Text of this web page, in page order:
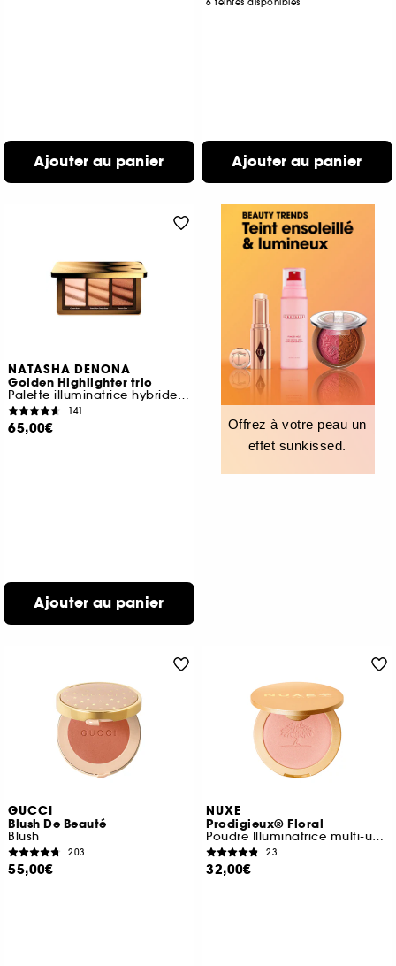
Ajouter au panier Ajouter au panier
NATASHA DENONA
Golden Highlighter trio
Palette illuminatrice hybride multi-usages
141
65,00€
Ajouter au panier
Offrez à votre peau un
effet sunkissed.
GUCCI
Blush De Beauté
Blush
203
55,00€
NUXE
Prodigieux® Floral
Poudre Illuminatrice multi-usages
23
32,00€